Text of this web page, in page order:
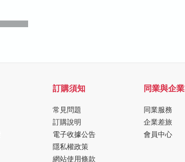
訂購須知
常見問題
訂購說明
電子收據公告
隱私權政策
網站使用條款
同業與企業
同業服務
企業差旅
會員中心